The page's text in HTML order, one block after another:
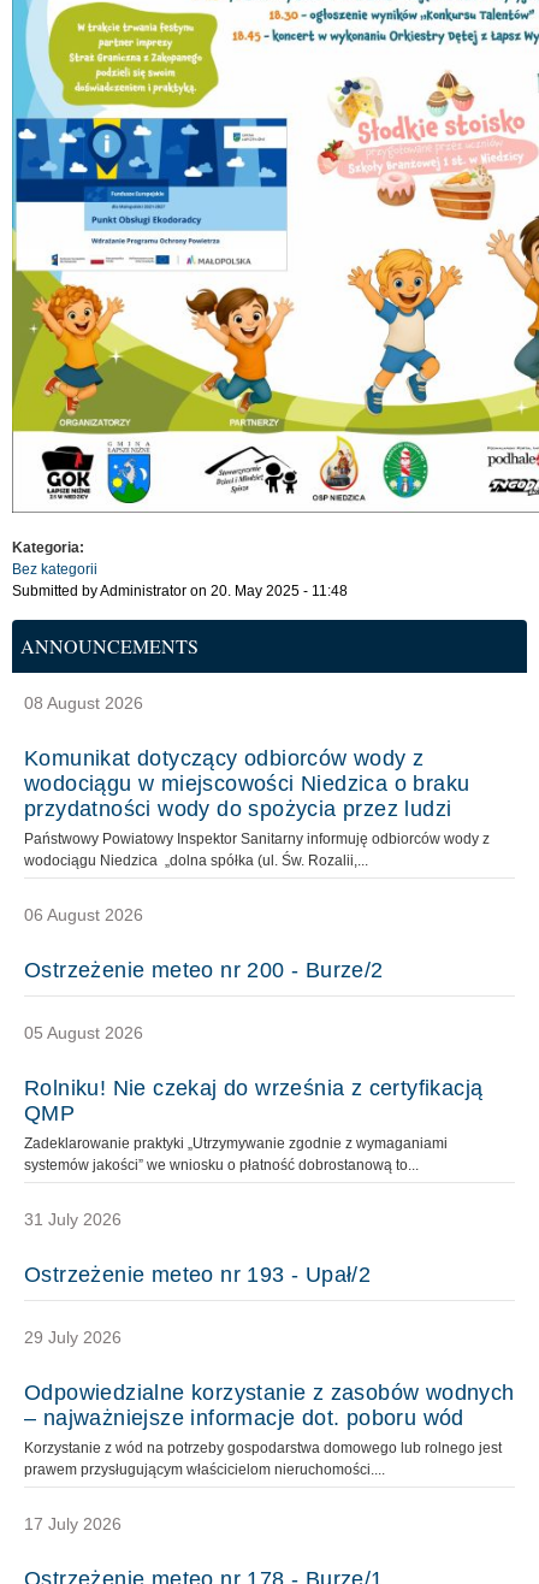
Kategoria:
Bez kategorii
Submitted byAdministrator on 20. May 2025 - 11:48
ANNOUNCEMENTS
08 August 2026
Komunikat dotyczący odbiorców wody z
wodociągu w miejscowości Niedzica o braku
przydatności wody do spożycia przez ludzi
Państwowy Powiatowy Inspektor Sanitarny informuję odbiorców wody z
wodociągu Niedzica „dolna spółka (ul. Św. Rozalii,...
06 August 2026
Ostrzeżenie meteo nr 200 - Burze/2
05 August 2026
Rolniku! Nie czekaj do września z certyfikacją
QMP
Zadeklarowanie praktyki „Utrzymywanie zgodnie z wymaganiami
systemów jakości” we wniosku o płatność dobrostanową to...
31 July 2026
Ostrzeżenie meteo nr 193 - Upał/2
29 July 2026
Odpowiedzialne korzystanie z zasobów wodnych
– najważniejsze informacje dot. poboru wód
Korzystanie z wód na potrzeby gospodarstwa domowego lub rolnego jest
prawem przysługującym właścicielom nieruchomości....
17 July 2026
Ostrzeżenie meteo nr 178 - Burze/1